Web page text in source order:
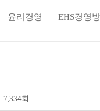
윤리경영 EHS경영
7,334회